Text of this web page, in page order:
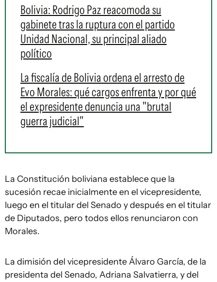
Bolivia: Rodrigo Paz reacomoda su
gabinete tras la ruptura con el partido
Unidad Nacional, su principal aliado
político
La fiscalía de Bolivia ordena el arresto de
Evo Morales: qué cargos enfrenta y por qué
el expresidente denuncia una "brutal
guerra judicial"
La Constitución boliviana establece que la
sucesión recae inicialmente en el vicepresidente,
luego en el titular del Senado y después en el titular
de Diputados, pero todos ellos renunciaron con
Morales.
La dimisión del vicepresidente Álvaro García, de la
presidenta del Senado, Adriana Salvatierra, y del